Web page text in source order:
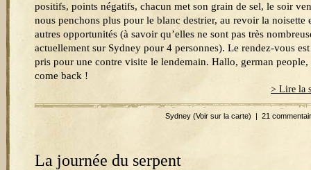
positifs, points négatifs, chacun met son grain de sel, le soir
nous penchons plus pour le blanc destrier, au revoir la noisette
autres opportunités (à savoir qu’elles ne sont pas très
actuellement sur Sydney pour 4 personnes). Le rendez-vous est
pris pour une contre visite le lendemain. Hallo, german people,
come back !
> Lire la
Sydney (Voir sur la carte) | 21
La journée du serpent